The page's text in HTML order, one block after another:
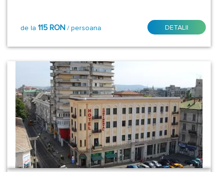
Sibiu
Sighisoara
Targu
Mures
Timisoara
Tulcea
de la 115 RON / persoana DETALII